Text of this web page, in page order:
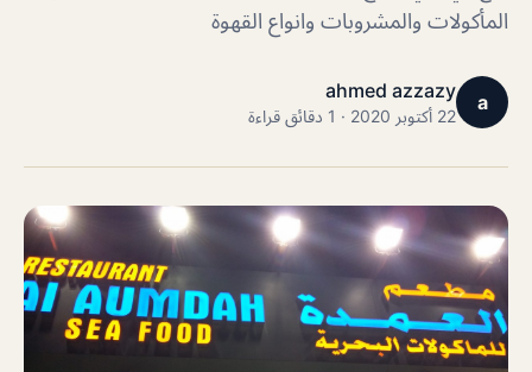
المأكولات والمشروبات وانواع القهوة
a
ahmed azzazy
22 أكتوبر 2020 · 1 دقائق قراءة